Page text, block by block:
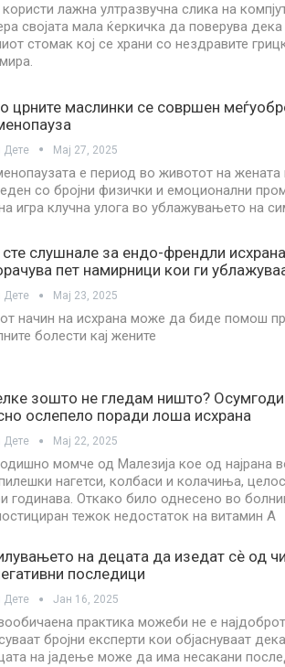
лажна ултразвучна слика на
својата мала ќеркичка да поверува
стомак кој се храни со нездравите
црните маслинки се совршен
Дете Мај 27, 2025
е период во животот на
со бројни физички и емоционални
игра клучна улога во ублажувањето на
слушнале за ендо-френдли
пет намирници кои ги
Дете Мај 23, 2025
начин на исхрана може да биде помош
болести кај жените
зошто не гледам ништо?
ослепело поради лоша исхрана
Дете Мај 22, 2025
момче од Малезија кое од најрана
нагетси, колбаси и колачиња,
годинава. Откако било однесено во
тежок недостаток на витамин А
на децата да изедат сѐ од
последици
Дете Јан 16, 2025
практика можеби не е
бројни експерти кои објаснуваат
на јадење може да има несакани
15-тата
Нов
Јул 22,